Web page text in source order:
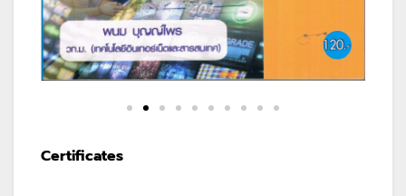
Certificates